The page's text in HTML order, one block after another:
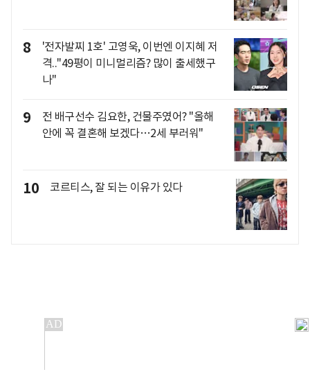
8
'전자발찌 1호' 고영욱, 이번엔 이지혜 저
격.."49평이 미니멀리즘? 많이 출세했구
나"
9
전 배구선수 김요한, 건물주였어? "올해
안에 꼭 결혼해 보겠다…2세 부러워"
10 코르티스, 잘 되는 이유가 있다